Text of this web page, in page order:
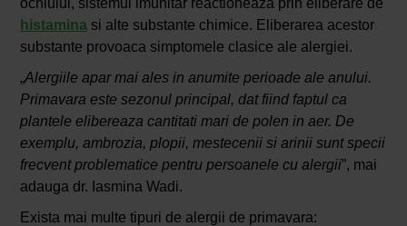
histamina si alte substante chimice. Eliberarea acestor
substante provoaca simptomele clasice ale alergiei.
„Alergiile apar mai ales in anumite perioade ale anului.
Primavara este sezonul principal, dat fiind faptul ca
plantele elibereaza cantitati mari de polen in aer. De
exemplu, ambrozia, plopii, mestecenii si arinii sunt specii
frecvent problematice pentru persoanele cu alergii”, mai
adauga dr. Iasmina Wadi.
Exista mai multe tipuri de alergii de primavara: